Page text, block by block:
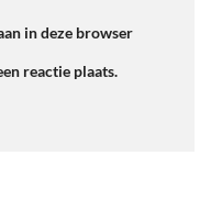
in deze browser
reactie plaats.